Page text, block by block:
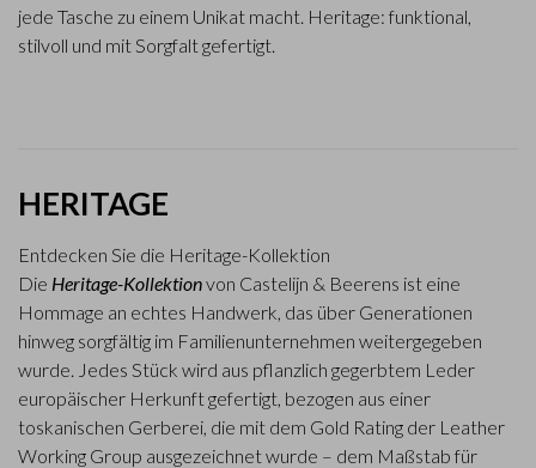
jede Tasche zu einem Unikat macht. Heritage: funktional,
stilvoll und mit Sorgfalt gefertigt.
HERITAGE
Entdecken Sie die Heritage-Kollektion
Die Heritage-Kollektionvon Castelijn & Beerens ist eine
Hommage an echtes Handwerk, das über Generationen
hinweg sorgfältig im Familienunternehmen weitergegeben
wurde. Jedes Stück wird aus pflanzlich gegerbtem Leder
europäischer Herkunft gefertigt, bezogen aus einer
toskanischen Gerberei, die mit dem Gold Rating der Leather
Working Group ausgezeichnet wurde – dem Maßstab für